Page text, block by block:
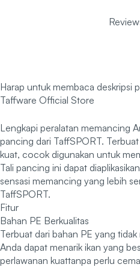
Harap untuk membaca deskripsi
Taffware Official Store
Lengkapi peralatan memancing
pancing dari TaffSPORT.
kuat, cocok digunakan untuk
Tali pancing ini dapat
sensasi memancing yang lebih
TaffSPORT.
Fitur
Bahan PE Berkualitas
Terbuat dari bahan PE yang
Anda dapat menarik ikan yang
perlawanan kuattanpa perlu